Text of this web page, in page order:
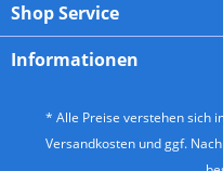
Shop Service
Informationen
* Alle Preise verstehen sich
Versandkosten und ggf.